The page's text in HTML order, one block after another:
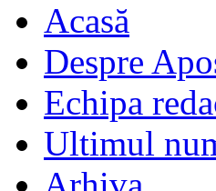
Acasă
Despre
Echipa
Ultimul